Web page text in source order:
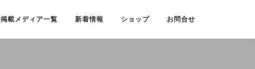
掲載メディア一覧 新着情報 ショップ お問合せ